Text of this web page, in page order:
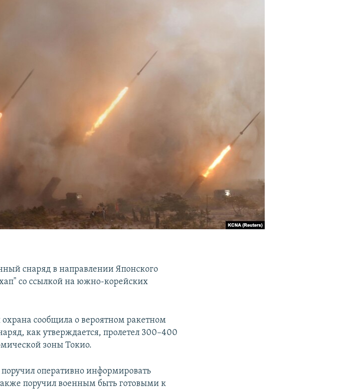
снаряд в направлении Японского
со ссылкой на южно-корейских
охрана сообщила о вероятном ракетном
как утверждается, пролетел 300–400
зоны Токио.
оперативно информировать
поручил военным быть готовыми к